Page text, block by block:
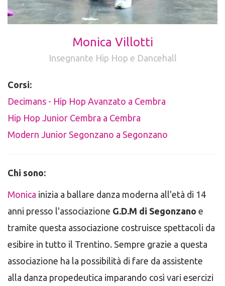
Monica Villotti
Insegnante Hip Hop e Dancehall
Corsi:
Decimans - Hip Hop Avanzato a Cembra
Hip Hop Junior Cembra a Cembra
Modern Junior Segonzano a Segonzano
Chi sono:
Monica inizia a ballare danza moderna all'età di 14
anni presso l'associazione G.D.M di Segonzano e
tramite questa associazione costruisce spettacoli da
esibire in tutto il Trentino. Sempre grazie a questa
associazione ha la possibilità di fare da assistente
alla danza propedeutica imparando così vari esercizi